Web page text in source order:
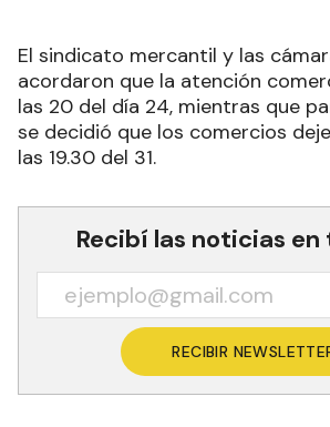
El sindicato mercantil y las
acordaron que la atención
las 20 del día 24, mientras que
se decidió que los comercios
las 19.30 del 31.
Recibí las noticias en
RECIBIR